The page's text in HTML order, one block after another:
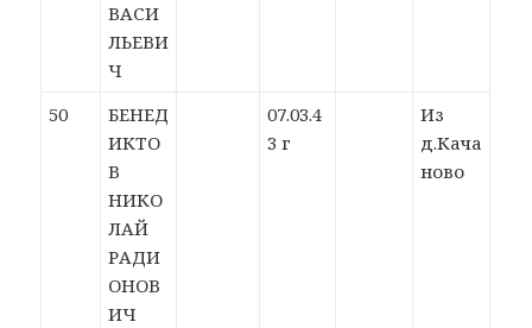
ВАСИ
ЛЬЕВИ
Ч
50
БЕНЕД
ИКТО
В
НИКО
ЛАЙ
РАДИ
ОНОВ
ИЧ
07.03.4
3 г
Из
д.Кача
ново